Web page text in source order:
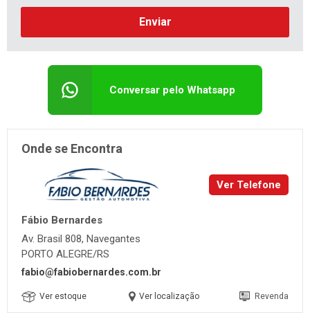
Enviar
Conversar pelo Whatsapp
Onde se Encontra
Ver Telefone
Fábio Bernardes
Av. Brasil 808, Navegantes
PORTO ALEGRE/RS
fabio@fabiobernardes.com.br
Ver estoque Ver localização Revenda